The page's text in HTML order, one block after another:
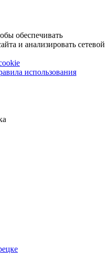
обеспечивать
и анализировать сетевой
использования